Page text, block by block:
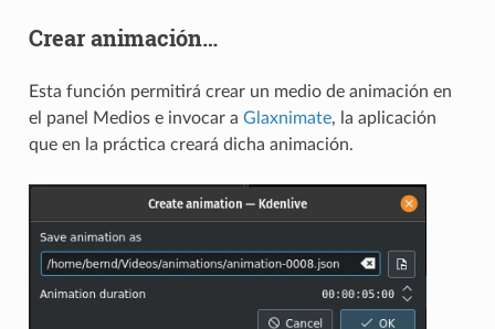
Crear animación…
Esta función permitirá crear un medio de animación en
el panel Medios e invocar a Glaxnimate, la aplicación
que en la práctica creará dicha animación.